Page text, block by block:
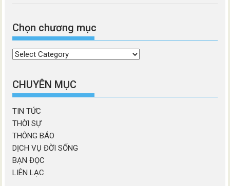
Chọn chương mục
Chọn
mục
CHUYÊN MỤC
TIN TỨC
THỜI SỰ
THÔNG BÁO
DỊCH VỤ ĐỜI SỐNG
BẠN ĐỌC
LIÊN LẠC